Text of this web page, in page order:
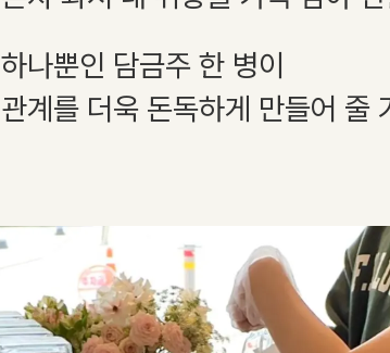
하나뿐인 담금주 한 병이
관계를 더욱 돈독하게 만들어 줄